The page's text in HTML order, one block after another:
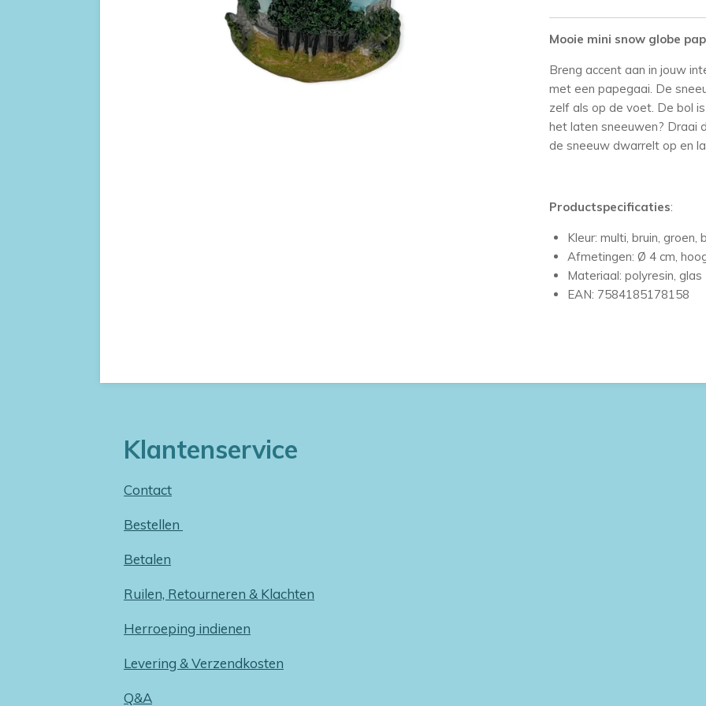
Mooie mini snow globe
Breng accent aan in jouw
met een papegaai. De
zelf als op de voet. De bol
het laten sneeuwen? Draai
de sneeuw dwarrelt op en
Productspecificaties:
Kleur: multi, bruin, groen,
Afmetingen: Ø 4 cm,
Materiaal: polyresin, glas
EAN: 7584185178158
Klantenservice
Contact
Bestellen
Betalen
Ruilen, Retourneren & Klachten
Herroeping indienen
Levering & Verzendkosten
Q&A